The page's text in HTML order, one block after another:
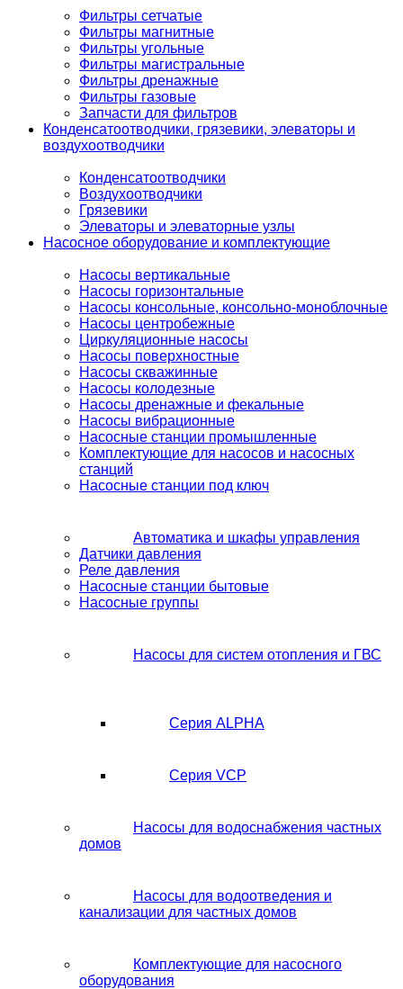
Фильтры сетчатые
Фильтры магнитные
Фильтры угольные
Фильтры магистральные
Фильтры дренажные
Фильтры газовые
Запчасти для фильтров
Конденсатоотводчики, грязевики, элеваторы и
воздухоотводчики
Конденсатоотводчики
Воздухоотводчики
Грязевики
Элеваторы и элеваторные узлы
Насосное оборудование и комплектующие
Насосы вертикальные
Насосы горизонтальные
Насосы консольные, консольно-моноблочные
Насосы центробежные
Циркуляционные насосы
Насосы поверхностные
Насосы скважинные
Насосы колодезные
Насосы дренажные и фекальные
Насосы вибрационные
Насосные станции промышленные
Комплектующие для насосов и насосных
станций
Насосные станции под ключ
Автоматика и шкафы управления
Датчики давления
Реле давления
Насосные станции бытовые
Насосные группы
Насосы для систем отопления и ГВС
Серия ALPHA
Серия VCP
Насосы для водоснабжения частных
домов
Насосы для водоотведения и
канализации для частных домов
Комплектующие для насосного
оборудования